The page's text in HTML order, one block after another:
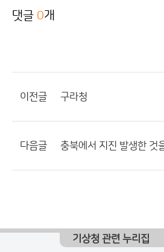
댓글 0개
이전글 구라청
다음글
기상청 관련 누리집